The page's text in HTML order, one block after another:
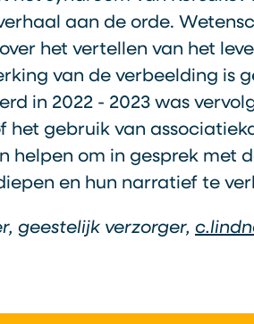
aan de orde.
het vertellen van het
van de verbeelding is
in 2022 - 2023 was
het gebruik van
helpen om in gesprek met
en hun narratief te
geestelijk verzorger,